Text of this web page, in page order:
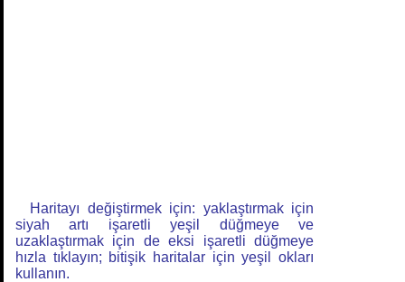
Haritayı değiştirmek için: yaklaştırmak için
siyah artı işaretli yeşil düğmeye ve
uzaklaştırmak için de eksi işaretli düğmeye
hızla tıklayın; bitişik haritalar için yeşil okları
kullanın.